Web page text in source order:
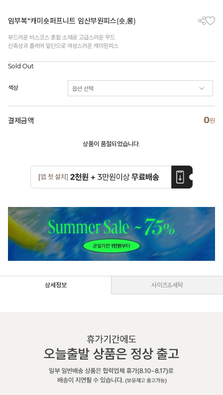
임부복*캐미숏퍼프니트 임산부원피스(숏,롱)
부드러운 비스코스 혼합 소재로 고급스러운 무드
신축성과 플레어 밑단으로 여성스러운 캐미원피스
Sold Out
색상
결제금액 0원
상품이 품절되었습니다.
상세정보 사이즈&세탁